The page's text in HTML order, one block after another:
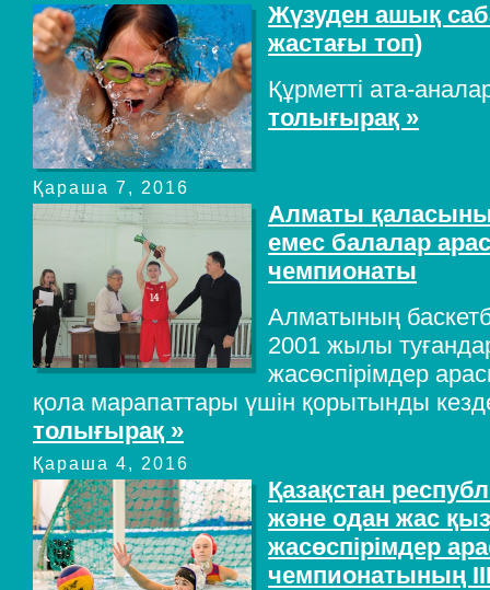
Жүзуден ашық
жастағы топ)
Құрметті ата-
толығырақ »
Қараша 7, 2016
Алматы
емес балалар
чемпионаты
Алматының
2001 жылы
жасөспірімдер
қола марапаттары үшін қорытынды
толығырақ »
Қараша 4, 2016
Қазақстан
және одан жас
жасөспірімдер
чемпионатының